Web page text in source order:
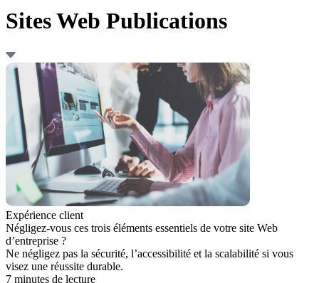
Sites Web Publications
Expérience client
Négligez-vous ces trois éléments essentiels de votre site Web
d’entreprise ?
Ne négligez pas la sécurité, l’accessibilité et la scalabilité si vous
visez une réussite durable.
7 minutes de lecture